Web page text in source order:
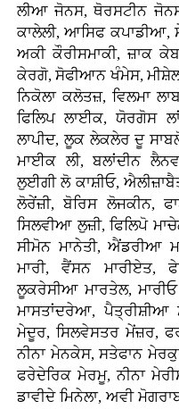
ਲੀਆ ਜੋਨਸ, ਥੋਰਸਟੀਨ
ਕਾਲੇਲੀ, ਆਸਿਫ ਕਪਾਡੀਆ,
ਅਕੀ ਕੌਰੀਸਮਾਕੀ, ਜ਼ਾਕ
ਕੇਰਗੋ, ਸੋਫੀਆਨ ਖੰਮੇਸ,
ਨਿਕੋਲਾ ਕਲੋਤਜ਼, ਵਿਲਮਾ
ਫਿਲਿਪ ਲਾਈਕ, ਯੋਰਗੋਸ
ਲਾਪੀਦ, ਲੂਕ ਲੇਕਲੇਰ ਦੂ
ਮਾਈਕ ਲੀ, ਬਲਾਂਦੀਨ
ਲੁਈਗੀ ਲੋ ਕਾਸ਼ੀਓ,
ਲੋਰੇਂਜ਼ੀ, ਬੋਰਿਸ ਲੋਜਕੀਨ,
ਸਿਲਵੀਆ ਲੁਜ਼ੀ, ਫਿਲਿਪੋ
ਸੀਮੋਨ ਮਾਨੇਤੀ, ਐਂਡਰੀਆ
ਮਾਰੀ, ਵੈਂਸਨ ਮਾਰੀਏਤ,
ਲੂਕਰੇਸੀਆ ਮਾਰਤੇਲ, ਮਾਰੀਓ
ਮਾਸਤਾਂਦਰੇਆ,
ਮੇਦੂਰ, ਸਿਲਵੇਸਤਰ ਮੇਂਜ਼ਰ,
ਨੀਨਾ ਮੇਨਕੇਸ, ਸਤੇਫਾਨ
ਫਰੇਦੇਰਿਕ ਮੇਰਮੂ, ਨੀਨਾ
ਡਾਵੀਦੇ ਮਿਨੇਲਾ, ਅਵੀ